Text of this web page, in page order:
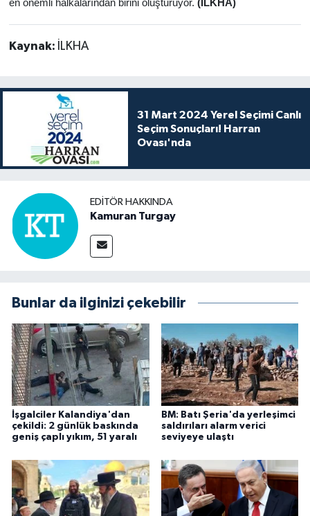
en önemli halkalarından birini oluşturuyor. (İLKHA)
Kaynak: İLKHA
31 Mart 2024 Yerel Seçimi Canlı
Seçim Sonuçları! Harran
Ovası'nda
EDITÖR HAKKINDA
Kamuran Turgay
Bunlar da ilginizi çekebilir
İşgalciler Kalandiya'dan
çekildi: 2 günlük baskında
geniş çaplı yıkım, 51 yaralı
BM: Batı Şeria'da yerleşimci
saldırıları alarm verici
seviyeye ulaştı